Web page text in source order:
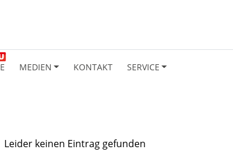
MEDIEN KONTAKT SERVICE
Leider keinen Eintrag gefunden